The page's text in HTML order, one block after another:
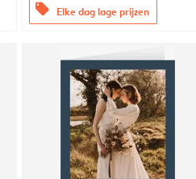
offers Elke dag lage prijzen